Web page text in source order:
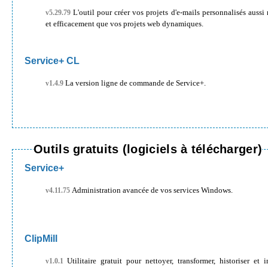
v5.29.79 L'outil pour créer vos projets d'e-mails personnalisés aussi rapidement
et efficacement que vos projets web dynamiques.
Service+ CL
v1.4.9 La version ligne de commande de Service+.
Outils gratuits (logiciels à télécharger)
Service+
v4.11.75 Administration avancée de vos services Windows.
ClipMill
v1.0.1